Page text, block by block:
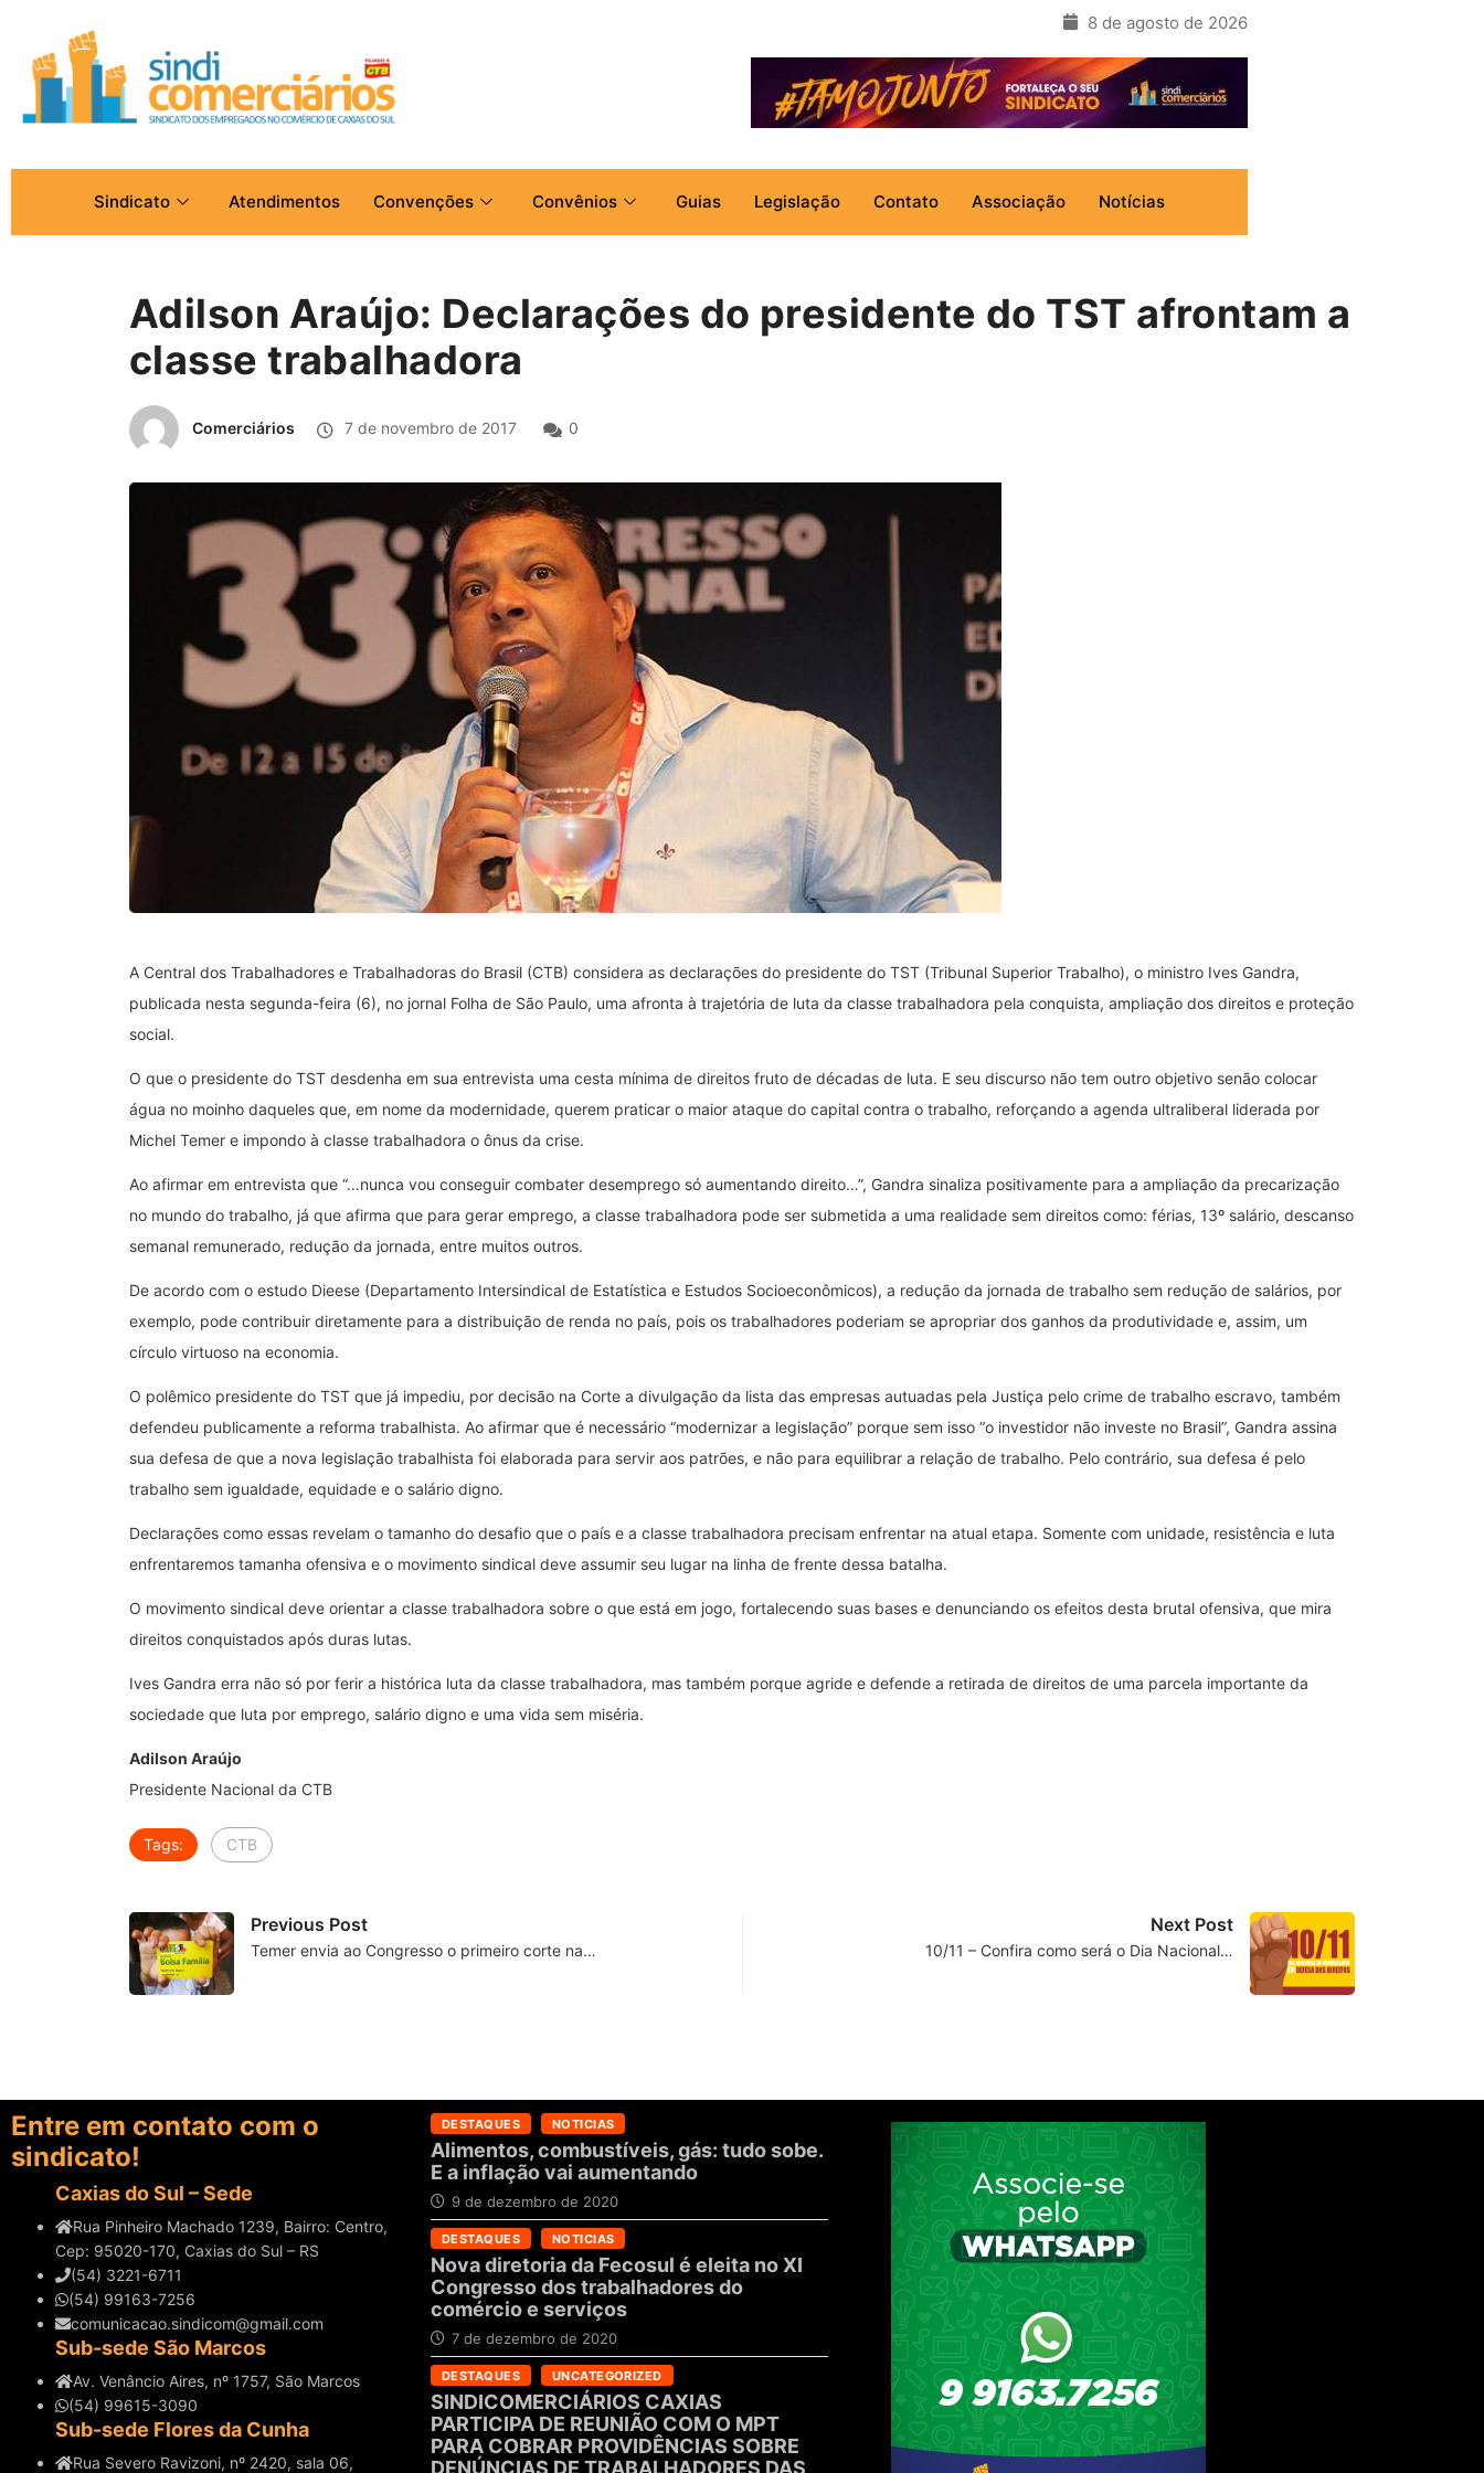
8 de agosto de 2026
Sindicato Atendimentos Convenções Convênios Guias Legislação Contato Associação Notícias
Adilson Araújo: Declarações do presidente do TST afrontam a
classe trabalhadora
Comerciários 7 de novembro de 2017 0
A Central dos Trabalhadores e Trabalhadoras do Brasil (CTB) considera as declarações do presidente do TST (Tribunal Superior Trabalho), o ministro Ives Gandra,
publicada nesta segunda-feira (6), no jornal Folha de São Paulo, uma afronta à trajetória de luta da classe trabalhadora pela conquista, ampliação dos direitos e proteção
social.
O que o presidente do TST desdenha em sua entrevista uma cesta mínima de direitos fruto de décadas de luta. E seu discurso não tem outro objetivo senão colocar
água no moinho daqueles que, em nome da modernidade, querem praticar o maior ataque do capital contra o trabalho, reforçando a agenda ultraliberal liderada por
Michel Temer e impondo à classe trabalhadora o ônus da crise.
Ao afirmar em entrevista que “…nunca vou conseguir combater desemprego só aumentando direito…”, Gandra sinaliza positivamente para a ampliação da precarização
no mundo do trabalho, já que afirma que para gerar emprego, a classe trabalhadora pode ser submetida a uma realidade sem direitos como: férias, 13º salário, descanso
semanal remunerado, redução da jornada, entre muitos outros.
De acordo com o estudo Dieese (Departamento Intersindical de Estatística e Estudos Socioeconômicos), a redução da jornada de trabalho sem redução de salários, por
exemplo, pode contribuir diretamente para a distribuição de renda no país, pois os trabalhadores poderiam se apropriar dos ganhos da produtividade e, assim, um
círculo virtuoso na economia.
O polêmico presidente do TST que já impediu, por decisão na Corte a divulgação da lista das empresas autuadas pela Justiça pelo crime de trabalho escravo, também
defendeu publicamente a reforma trabalhista. Ao afirmar que é necessário “modernizar a legislação” porque sem isso “o investidor não investe no Brasil”, Gandra assina
sua defesa de que a nova legislação trabalhista foi elaborada para servir aos patrões, e não para equilibrar a relação de trabalho. Pelo contrário, sua defesa é pelo
trabalho sem igualdade, equidade e o salário digno.
Declarações como essas revelam o tamanho do desafio que o país e a classe trabalhadora precisam enfrentar na atual etapa. Somente com unidade, resistência e luta
enfrentaremos tamanha ofensiva e o movimento sindical deve assumir seu lugar na linha de frente dessa batalha.
O movimento sindical deve orientar a classe trabalhadora sobre o que está em jogo, fortalecendo suas bases e denunciando os efeitos desta brutal ofensiva, que mira
direitos conquistados após duras lutas.
Ives Gandra erra não só por ferir a histórica luta da classe trabalhadora, mas também porque agride e defende a retirada de direitos de uma parcela importante da
sociedade que luta por emprego, salário digno e uma vida sem miséria.
Adilson Araújo
Presidente Nacional da CTB
Tags: CTB
Previous Post
Temer envia ao Congresso o primeiro corte na…
Next Post
10/11 – Confira como será o Dia Nacional…
Entre em contato com o
sindicato!
Caxias do Sul – Sede
Rua Pinheiro Machado 1239, Bairro: Centro,
Cep: 95020-170, Caxias do Sul – RS
(54) 3221-6711
(54) 99163-7256
comunicacao.sindicom@gmail.com
Sub-sede São Marcos
Av. Venâncio Aires, nº 1757, São Marcos
(54) 99615-3090
Sub-sede Flores da Cunha
Rua Severo Ravizoni, nº 2420, sala 06,
DESTAQUES NOTICIAS
Alimentos, combustíveis, gás: tudo sobe.
E a inflação vai aumentando
9 de dezembro de 2020
DESTAQUES NOTICIAS
Nova diretoria da Fecosul é eleita no XI
Congresso dos trabalhadores do
comércio e serviços
7 de dezembro de 2020
DESTAQUES UNCATEGORIZED
SINDICOMERCIÁRIOS CAXIAS
PARTICIPA DE REUNIÃO COM O MPT
PARA COBRAR PROVIDÊNCIAS SOBRE
DENÚNCIAS DE TRABALHADORES DAS